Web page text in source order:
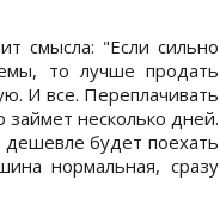
смысла: "Если сильно
то лучше продать
И все. Переплачивать
несколько дней.
дешевле будет поехать
нормальная, сразу